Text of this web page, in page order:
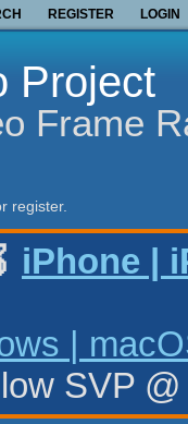
REGISTER LOGIN
Project
Frame
register.
iPhone |
|
SVP